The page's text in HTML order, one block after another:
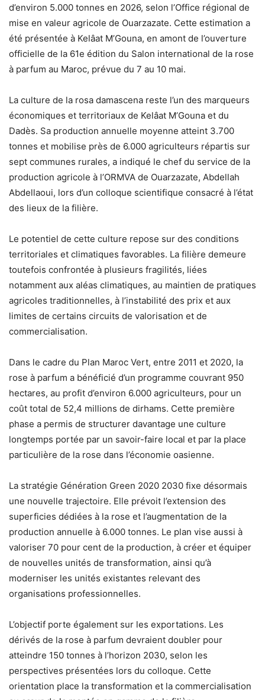
d’environ 5.000 tonnes en 2026, selon l’Office régional de
mise en valeur agricole de Ouarzazate. Cette estimation a
été présentée à Kelâat M’Gouna, en amont de l’ouverture
officielle de la 61e édition du Salon international de la rose
à parfum au Maroc, prévue du 7 au 10 mai.
La culture de la rosa damascena reste l’un des marqueurs
économiques et territoriaux de Kelâat M’Gouna et du
Dadès. Sa production annuelle moyenne atteint 3.700
tonnes et mobilise près de 6.000 agriculteurs répartis sur
sept communes rurales, a indiqué le chef du service de la
production agricole à l’ORMVA de Ouarzazate, Abdellah
Abdellaoui, lors d’un colloque scientifique consacré à l’état
des lieux de la filière.
Le potentiel de cette culture repose sur des conditions
territoriales et climatiques favorables. La filière demeure
toutefois confrontée à plusieurs fragilités, liées
notamment aux aléas climatiques, au maintien de pratiques
agricoles traditionnelles, à l’instabilité des prix et aux
limites de certains circuits de valorisation et de
commercialisation.
Dans le cadre du Plan Maroc Vert, entre 2011 et 2020, la
rose à parfum a bénéficié d’un programme couvrant 950
hectares, au profit d’environ 6.000 agriculteurs, pour un
coût total de 52,4 millions de dirhams. Cette première
phase a permis de structurer davantage une culture
longtemps portée par un savoir-faire local et par la place
particulière de la rose dans l’économie oasienne.
La stratégie Génération Green 2020 2030 fixe désormais
une nouvelle trajectoire. Elle prévoit l’extension des
superficies dédiées à la rose et l’augmentation de la
production annuelle à 6.000 tonnes. Le plan vise aussi à
valoriser 70 pour cent de la production, à créer et équiper
de nouvelles unités de transformation, ainsi qu’à
moderniser les unités existantes relevant des
organisations professionnelles.
L’objectif porte également sur les exportations. Les
dérivés de la rose à parfum devraient doubler pour
atteindre 150 tonnes à l’horizon 2030, selon les
perspectives présentées lors du colloque. Cette
orientation place la transformation et la commercialisation